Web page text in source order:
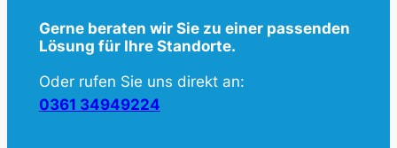
Gerne beraten wir Sie zu einer passenden
Lösung für Ihre Standorte.
Oder rufen Sie uns direkt an:
0361 34949224